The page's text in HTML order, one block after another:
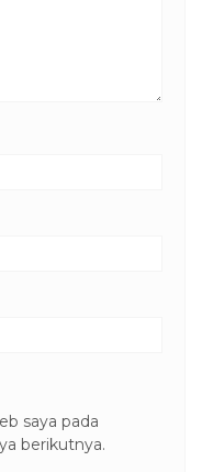
saya pada
berikutnya.